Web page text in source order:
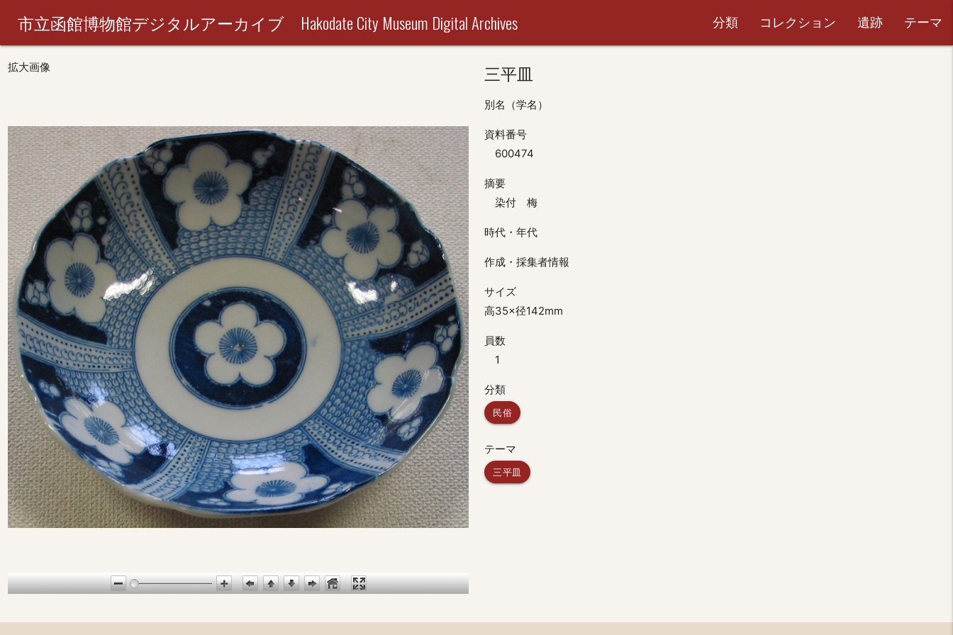
市立函館博物館デジタルアーカイブ Hakodate City Museum Digital Archives 分類 コレクション 遺跡 テーマ
拡大画像 三平皿
別名（学名）
資料番号
600474
摘要
染付 梅
時代・年代
作成・採集者情報
サイズ
高35×径142mm
員数
1
分類
民俗
テーマ
三平皿